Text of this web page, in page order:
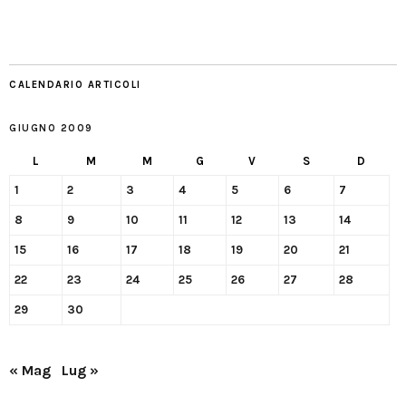
CALENDARIO ARTICOLI
GIUGNO 2009
L M M G V S D
1 2 3 4 5 6 7
8 9 10 11 12 13 14
15 16 17 18 19 20 21
22 23 24 25 26 27 28
29 30
« Mag Lug »